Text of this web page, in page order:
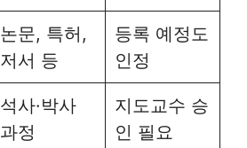
논문, 특허,
저서 등
등록 예정도
인정
석사·박사
과정
지도교수 승
인 필요